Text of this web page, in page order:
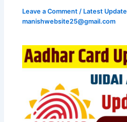
Leave a Comment / Latest Update
manishwebsite25@gmail.com